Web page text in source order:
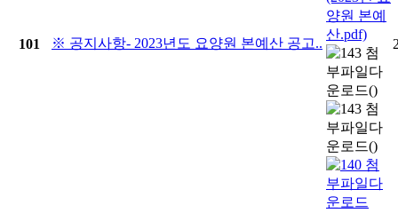
101 ※ 공지사항- 2023년도 요양원 본예산 공고..